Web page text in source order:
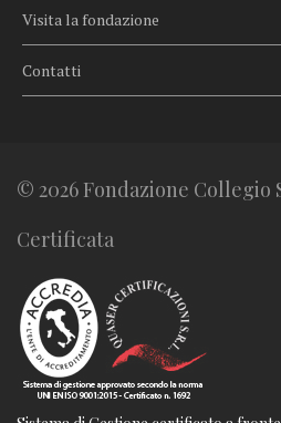
Visita la fondazione
Contatti
© 2026 Fondazione Collegio
Certificata